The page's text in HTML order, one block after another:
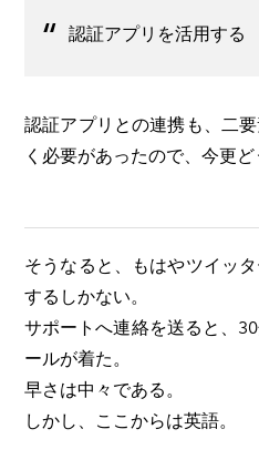
認証アプリを活用する
認証アプリとの連携も、二
く必要があったので、今更ど
そうなると、もはやツイッ
するしかない。
サポートへ連絡を送ると、
ールが着た。
早さは中々である。
しかし、ここからは英語。